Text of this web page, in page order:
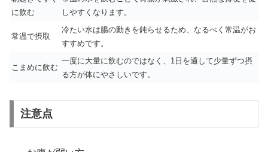
に飲む
しやすくなります。
常温で摂取
冷たい水は腸の動きを鈍らせるため、なるべく常温がお
すすめです。
こまめに飲む
一度に大量に飲むのではなく、1日を通して少量ずつ摂
る方が体にやさしいです。
注意点